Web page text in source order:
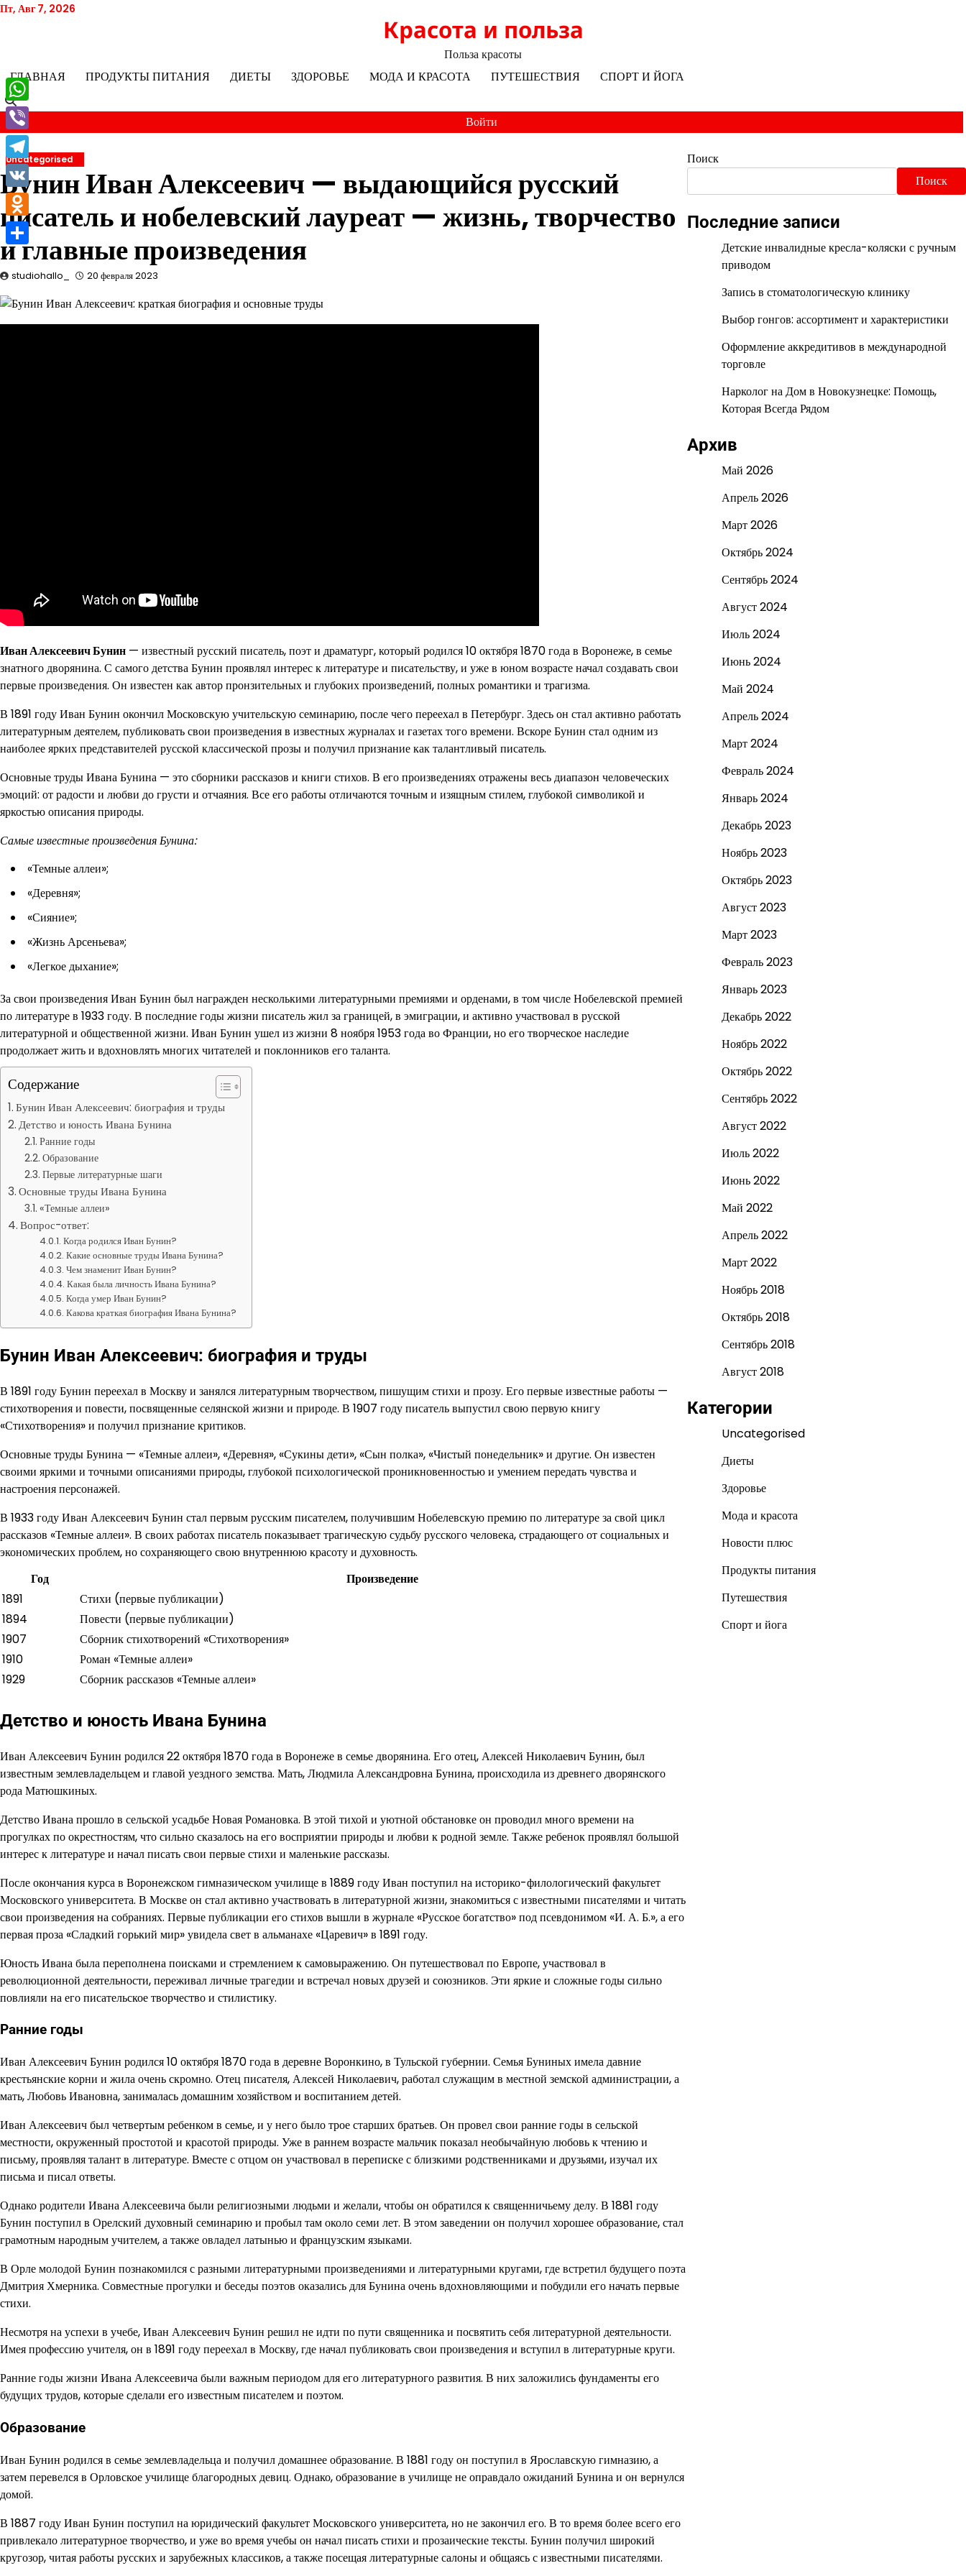
Перейти
Пт, Авг 7, 2026
Красота и польза
Польза красоты
ГЛАВНАЯ
ПРОДУКТЫ ПИТАНИЯ ДИЕТЫ ЗДОРОВЬЕ МОДА И КРАСОТА ПУТЕШЕСТВИЯ СПОРТ И ЙОГА
Войти
Uncategorised
Бунин Иван Алексеевич — выдающийся русский
писатель и нобелевский лауреат — жизнь, творчество
и главные произведения
studiohallo_ 20 февраля 2023
Иван Алексеевич Бунин — известный русский писатель, поэт и драматург, который родился 10 октября 1870 года в Воронеже, в семье
знатного дворянина. С самого детства Бунин проявлял интерес к литературе и писательству, и уже в юном возрасте начал создавать свои
первые произведения. Он известен как автор пронзительных и глубоких произведений, полных романтики и трагизма.
В 1891 году Иван Бунин окончил Московскую учительскую семинарию, после чего переехал в Петербург. Здесь он стал активно работать
литературным деятелем, публиковать свои произведения в известных журналах и газетах того времени. Вскоре Бунин стал одним из
наиболее ярких представителей русской классической прозы и получил признание как талантливый писатель.
Основные труды Ивана Бунина — это сборники рассказов и книги стихов. В его произведениях отражены весь диапазон человеческих
эмоций: от радости и любви до грусти и отчаяния. Все его работы отличаются точным и изящным стилем, глубокой символикой и
яркостью описания природы.
Самые известные произведения Бунина:
«Темные аллеи»;
«Деревня»;
«Сияние»;
«Жизнь Арсеньева»;
«Легкое дыхание»;
За свои произведения Иван Бунин был награжден несколькими литературными премиями и орденами, в том числе Нобелевской премией
по литературе в 1933 году. В последние годы жизни писатель жил за границей, в эмиграции, и активно участвовал в русской
литературной и общественной жизни. Иван Бунин ушел из жизни 8 ноября 1953 года во Франции, но его творческое наследие
продолжает жить и вдохновлять многих читателей и поклонников его таланта.
Содержание
Бунин Иван Алексеевич: биография и труды
Детство и юность Ивана Бунина
Ранние годы
Образование
Первые литературные шаги
Основные труды Ивана Бунина
«Темные аллеи»
Вопрос-ответ:
Когда родился Иван Бунин?
Какие основные труды Ивана Бунина?
Чем знаменит Иван Бунин?
Какая была личность Ивана Бунина?
Когда умер Иван Бунин?
Какова краткая биография Ивана Бунина?
Бунин Иван Алексеевич: биография и труды
В 1891 году Бунин переехал в Москву и занялся литературным творчеством, пишущим стихи и прозу. Его первые известные работы —
стихотворения и повести, посвященные селянской жизни и природе. В 1907 году писатель выпустил свою первую книгу
«Стихотворения» и получил признание критиков.
Основные труды Бунина — «Темные аллеи», «Деревня», «Сукины дети», «Сын полка», «Чистый понедельник» и другие. Он известен
своими яркими и точными описаниями природы, глубокой психологической проникновенностью и умением передать чувства и
настроения персонажей.
В 1933 году Иван Алексеевич Бунин стал первым русским писателем, получившим Нобелевскую премию по литературе за свой цикл
рассказов «Темные аллеи». В своих работах писатель показывает трагическую судьбу русского человека, страдающего от социальных и
экономических проблем, но сохраняющего свою внутреннюю красоту и духовность.
Год
Произведение
1891
Стихи (первые публикации)
1894
Повести (первые публикации)
1907
Сборник стихотворений «Стихотворения»
1910
Роман «Темные аллеи»
1929
Сборник рассказов «Темные аллеи»
Детство и юность Ивана Бунина
Иван Алексеевич Бунин родился 22 октября 1870 года в Воронеже в семье дворянина. Его отец, Алексей Николаевич Бунин, был
известным землевладельцем и главой уездного земства. Мать, Людмила Александровна Бунина, происходила из древнего дворянского
рода Матюшкиных.
Детство Ивана прошло в сельской усадьбе Новая Романовка. В этой тихой и уютной обстановке он проводил много времени на
прогулках по окрестностям, что сильно сказалось на его восприятии природы и любви к родной земле. Также ребенок проявлял большой
интерес к литературе и начал писать свои первые стихи и маленькие рассказы.
После окончания курса в Воронежском гимназическом училище в 1889 году Иван поступил на историко-филологический факультет
Московского университета. В Москве он стал активно участвовать в литературной жизни, знакомиться с известными писателями и читать
свои произведения на собраниях. Первые публикации его стихов вышли в журнале «Русское богатство» под псевдонимом «И. А. Б.», а его
первая проза «Сладкий горький мир» увидела свет в альманахе «Царевич» в 1891 году.
Юность Ивана была переполнена поисками и стремлением к самовыражению. Он путешествовал по Европе, участвовал в
революционной деятельности, переживал личные трагедии и встречал новых друзей и союзников. Эти яркие и сложные годы сильно
повлияли на его писательское творчество и стилистику.
Ранние годы
Иван Алексеевич Бунин родился 10 октября 1870 года в деревне Воронкино, в Тульской губернии. Семья Буниных имела давние
крестьянские корни и жила очень скромно. Отец писателя, Алексей Николаевич, работал служащим в местной земской администрации, а
мать, Любовь Ивановна, занималась домашним хозяйством и воспитанием детей.
Иван Алексеевич был четвертым ребенком в семье, и у него было трое старших братьев. Он провел свои ранние годы в сельской
местности, окруженный простотой и красотой природы. Уже в раннем возрасте мальчик показал необычайную любовь к чтению и
письму, проявляя талант в литературе. Вместе с отцом он участвовал в переписке с близкими родственниками и друзьями, изучал их
письма и писал ответы.
Однако родители Ивана Алексеевича были религиозными людьми и желали, чтобы он обратился к священничьему делу. В 1881 году
Бунин поступил в Орелский духовный семинарию и пробыл там около семи лет. В этом заведении он получил хорошее образование, стал
грамотным народным учителем, а также овладел латынью и французским языками.
В Орле молодой Бунин познакомился с разными литературными произведениями и литературными кругами, где встретил будущего поэта
Дмитрия Хмерника. Совместные прогулки и беседы поэтов оказались для Бунина очень вдохновляющими и побудили его начать первые
стихи.
Несмотря на успехи в учебе, Иван Алексеевич Бунин решил не идти по пути священника и посвятить себя литературной деятельности.
Имея профессию учителя, он в 1891 году переехал в Москву, где начал публиковать свои произведения и вступил в литературные круги.
Ранние годы жизни Ивана Алексеевича были важным периодом для его литературного развития. В них заложились фундаменты его
будущих трудов, которые сделали его известным писателем и поэтом.
Образование
Иван Бунин родился в семье землевладельца и получил домашнее образование. В 1881 году он поступил в Ярославскую гимназию, а
затем перевелся в Орловское училище благородных девиц. Однако, образование в училище не оправдало ожиданий Бунина и он вернулся
домой.
В 1887 году Иван Бунин поступил на юридический факультет Московского университета, но не закончил его. В то время более всего его
привлекало литературное творчество, и уже во время учебы он начал писать стихи и прозаические тексты. Бунин получил широкий
кругозор, читая работы русских и зарубежных классиков, а также посещая литературные салоны и общаясь с известными писателями.
Поиск
Поиск
Последние записи
Детские инвалидные кресла-коляски с ручным
приводом
Запись в стоматологическую клинику
Выбор гонгов: ассортимент и характеристики
Оформление аккредитивов в международной
торговле
Нарколог на Дом в Новокузнецке: Помощь,
Которая Всегда Рядом
Архив
Май 2026
Апрель 2026
Март 2026
Октябрь 2024
Сентябрь 2024
Август 2024
Июль 2024
Июнь 2024
Май 2024
Апрель 2024
Март 2024
Февраль 2024
Январь 2024
Декабрь 2023
Ноябрь 2023
Октябрь 2023
Август 2023
Март 2023
Февраль 2023
Январь 2023
Декабрь 2022
Ноябрь 2022
Октябрь 2022
Сентябрь 2022
Август 2022
Июль 2022
Июнь 2022
Май 2022
Апрель 2022
Март 2022
Ноябрь 2018
Октябрь 2018
Сентябрь 2018
Август 2018
Категории
Uncategorised
Диеты
Здоровье
Мода и красота
Новости плюс
Продукты питания
Путешествия
Спорт и йога
WhatsApp
Viber
Telegram
VK
Odnoklassniki
Отправить